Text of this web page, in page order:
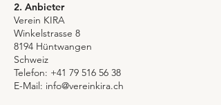
2. Anbieter
Verein KIRA
Winkelstrasse 8
8194 Hüntwangen
Schweiz
Telefon: +41 79 516 56 38
E-Mail: info@vereinkira.ch